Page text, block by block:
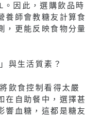
因此，選購飲品時
養師會教糖友計算食
，更能反映食物分量
與生活質素？
飲食控制看得太嚴
在自助餐中，選擇甚
響血糖，這都是糖友